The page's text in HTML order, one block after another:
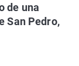
de una
San Pedro,